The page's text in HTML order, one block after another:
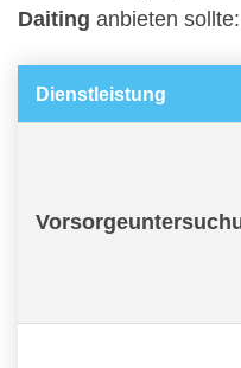
Daiting anbieten sollte:
Dienstleistung